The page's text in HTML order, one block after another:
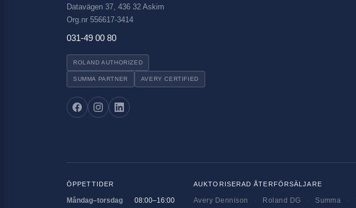
Datavägen 37, 436 32 Askim
Org.nr 556617-3414
031-49 00 80
ROLAND AUTHORIZED
SUMMA PARTNER AVERY CERTIFIED
ÖPPETTIDER
Måndag–torsdag 08:00–16:00
AUKTORISERAD ÅTERFÖRSÄLJARE
Avery Dennison Roland DG Summa